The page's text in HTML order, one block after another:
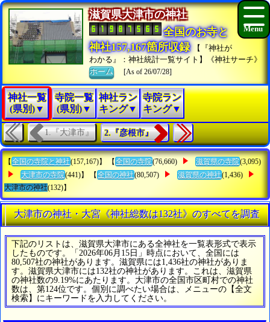
滋賀県大津市の神社
全国のお寺と
神社157,167箇所収録
【『神社が
わかる』：神社統計一覧サイト】《神社サーチ》
ホーム
[As of 26/07/28]
神社一覧
(県別)▼
寺院一覧
(県別)▼
神社ラン
キング▼
寺院ラン
キング▼
1.『大津市』 2.『彦根市』
【 全国の寺院と神社(157,167)】 【 全国の寺院(76,660) 滋賀県の寺院(3,095)
大津市の寺院(441)】 【 全国の神社(80,507) 滋賀県の神社(1,436)
大津市の神社(132)】
大津市の神社・大宮《神社総数は132社》のすべてを調査
下記のリストは、滋賀県大津市にある全神社を一覧表形式で表示
したものです。「2026年06月15日」時点において、全国には
80,507社の神社があります。滋賀県には1,436社の神社がありま
す。滋賀県大津市には132社の神社があります。これは、滋賀県
の神社数の9.19%にあたります。大津市の全国市区町村での神社
数は、第124位です。個別に調べたい場合は、メニューの【全文
検索】にキーワードを入力してください。